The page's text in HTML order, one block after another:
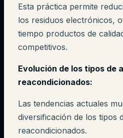
Esta práctica permite
los residuos electrónicos,
tiempo productos de
competitivos.
Evolución de los tipos de
reacondicionados:
Las tendencias actuales
diversificación de los tipos
reacondicionados.